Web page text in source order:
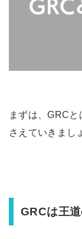
まずは、GRC
さえていきまし
GRCは王